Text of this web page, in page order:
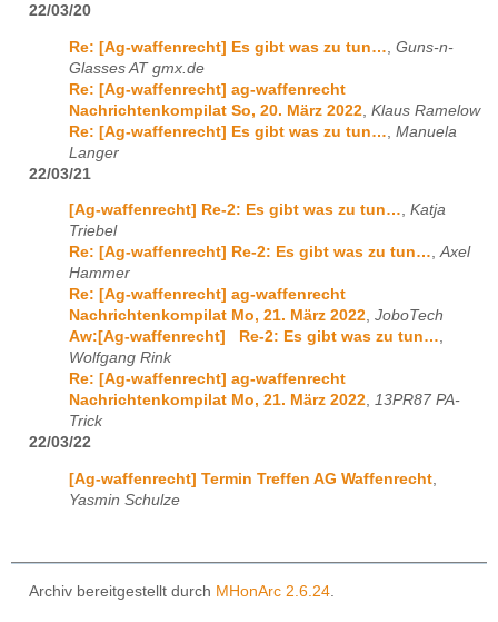
22/03/20
Re: [Ag-waffenrecht] Es gibt was zu tun… Guns-n-
Glasses AT gmx.de
Re: [Ag-waffenrecht] ag-waffenrecht
Nachrichtenkompilat So, 20. März 2022 Klaus Ramelow
Re: [Ag-waffenrecht] Es gibt was zu tun… Manuela
Langer
22/03/21
[Ag-waffenrecht] Re-2: Es gibt was zu tun…, Katja
Triebel
Re: [Ag-waffenrecht] Re-2: Es gibt was zu tun…,Axel
Hammer
Re: [Ag-waffenrecht] ag-waffenrecht
Nachrichtenkompilat Mo, 21. März 2022, JoboTech
Aw:[Ag-waffenrecht] Re-2: Es gibt was zu tun…,
Wolfgang Rink
Re: [Ag-waffenrecht] ag-waffenrecht
Nachrichtenkompilat Mo, 21. März 2022, 13PR87 PA-
Trick
22/03/22
[Ag-waffenrecht] Termin Treffen AG Waffenrecht
Yasmin Schulze
Archiv bereitgestellt durch MHonArc 2.6.24